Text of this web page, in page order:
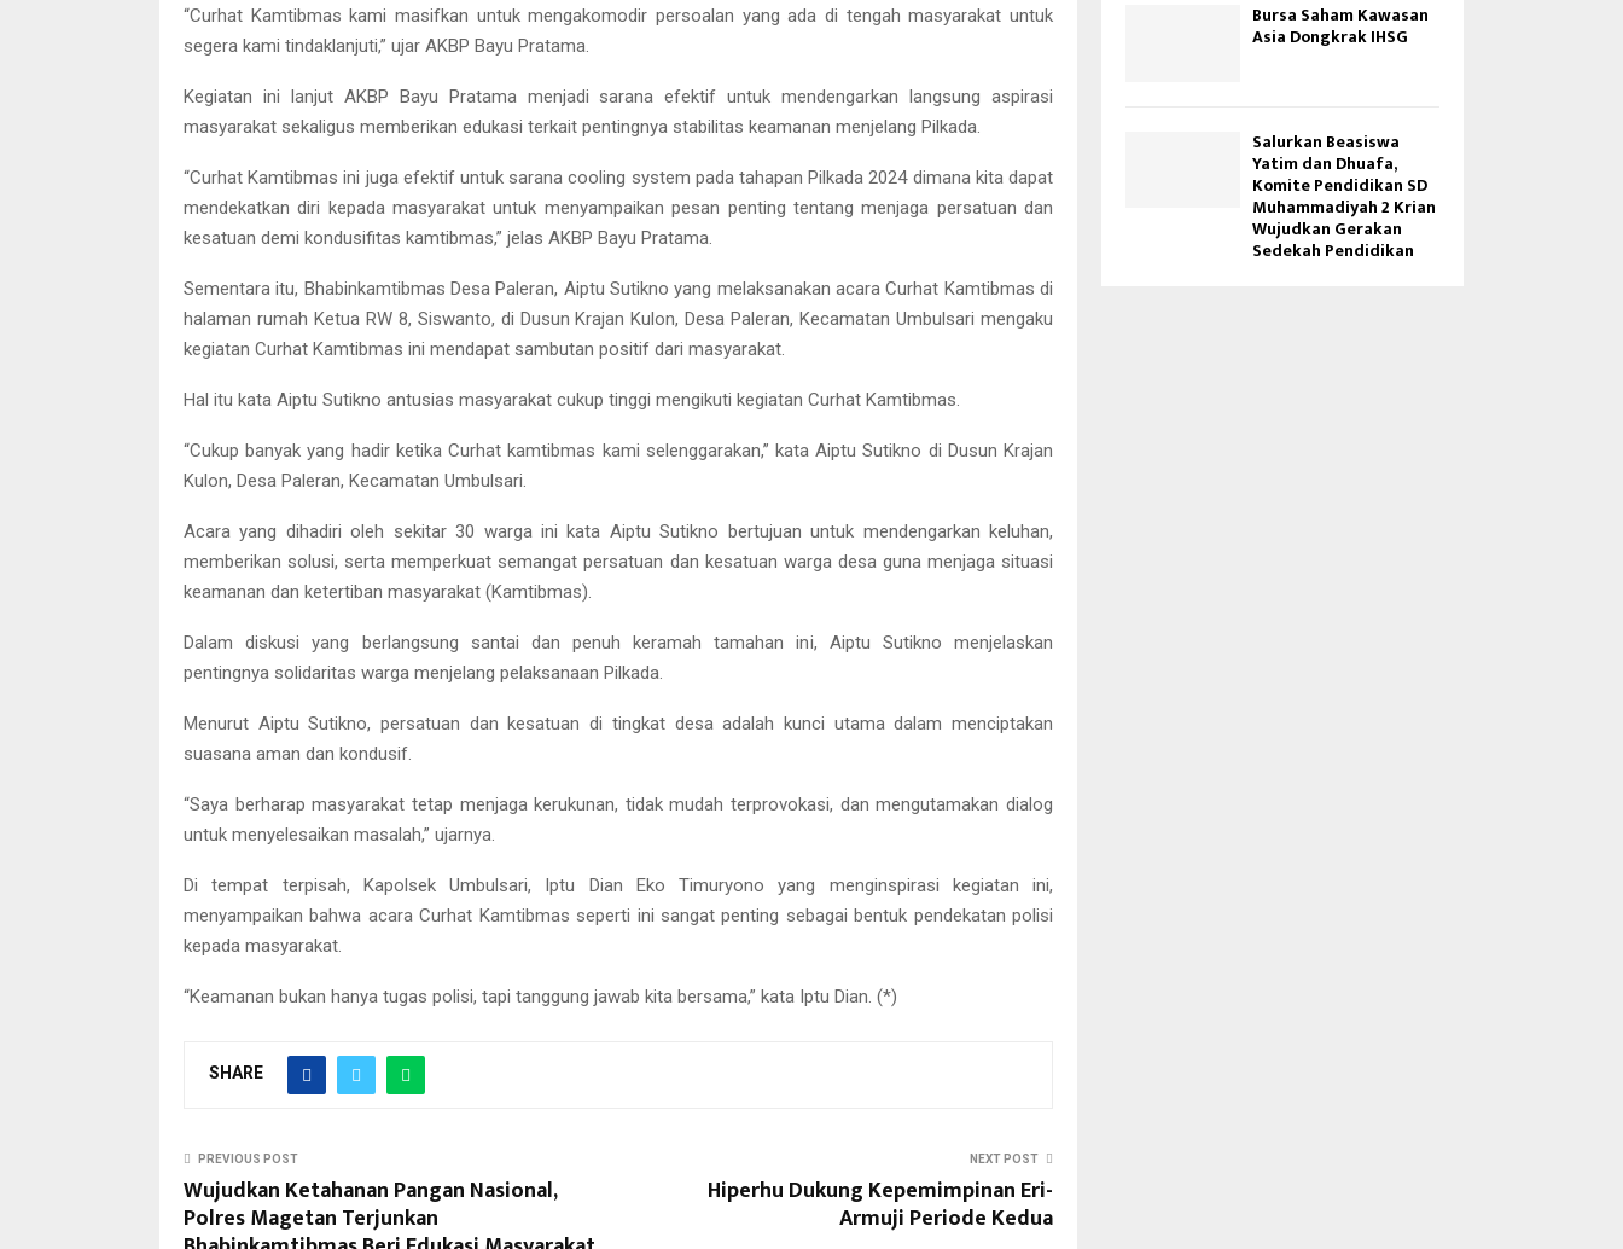
“Curhat Kamtibmas kami masifkan untuk mengakomodir persoalan yang ada di tengah masyarakat untuk
segera kami tindaklanjuti,” ujar AKBP Bayu Pratama.
Kegiatan ini lanjut AKBP Bayu Pratama menjadi sarana efektif untuk mendengarkan langsung aspirasi
masyarakat sekaligus memberikan edukasi terkait pentingnya stabilitas keamanan menjelang Pilkada.
“Curhat Kamtibmas ini juga efektif untuk sarana cooling system pada tahapan Pilkada 2024 dimana kita dapat
mendekatkan diri kepada masyarakat untuk menyampaikan pesan penting tentang menjaga persatuan dan
kesatuan demi kondusifitas kamtibmas,” jelas AKBP Bayu Pratama.
Sementara itu, Bhabinkamtibmas Desa Paleran, Aiptu Sutikno yang melaksanakan acara Curhat Kamtibmas di
halaman rumah Ketua RW 8, Siswanto, di Dusun Krajan Kulon, Desa Paleran, Kecamatan Umbulsari mengaku
kegiatan Curhat Kamtibmas ini mendapat sambutan positif dari masyarakat.
Hal itu kata Aiptu Sutikno antusias masyarakat cukup tinggi mengikuti kegiatan Curhat Kamtibmas.
“Cukup banyak yang hadir ketika Curhat kamtibmas kami selenggarakan,” kata Aiptu Sutikno di Dusun Krajan
Kulon, Desa Paleran, Kecamatan Umbulsari.
Acara yang dihadiri oleh sekitar 30 warga ini kata Aiptu Sutikno bertujuan untuk mendengarkan keluhan,
memberikan solusi, serta memperkuat semangat persatuan dan kesatuan warga desa guna menjaga situasi
keamanan dan ketertiban masyarakat (Kamtibmas).
Dalam diskusi yang berlangsung santai dan penuh keramah tamahan ini, Aiptu Sutikno menjelaskan
pentingnya solidaritas warga menjelang pelaksanaan Pilkada.
Menurut Aiptu Sutikno, persatuan dan kesatuan di tingkat desa adalah kunci utama dalam menciptakan
suasana aman dan kondusif.
“Saya berharap masyarakat tetap menjaga kerukunan, tidak mudah terprovokasi, dan mengutamakan dialog
untuk menyelesaikan masalah,” ujarnya.
Di tempat terpisah, Kapolsek Umbulsari, Iptu Dian Eko Timuryono yang menginspirasi kegiatan ini,
menyampaikan bahwa acara Curhat Kamtibmas seperti ini sangat penting sebagai bentuk pendekatan polisi
kepada masyarakat.
“Keamanan bukan hanya tugas polisi, tapi tanggung jawab kita bersama,” kata Iptu Dian. (*)
SHARE
PREVIOUS POST
Wujudkan Ketahanan Pangan Nasional,
Polres Magetan Terjunkan
NEXT POST
Hiperhu Dukung Kepemimpinan Eri-
Armuji Periode Kedua
Bursa Saham Kawasan
Asia Dongkrak IHSG
Salurkan Beasiswa
Yatim dan Dhuafa,
Komite Pendidikan SD
Muhammadiyah 2 Krian
Wujudkan Gerakan
Sedekah Pendidikan